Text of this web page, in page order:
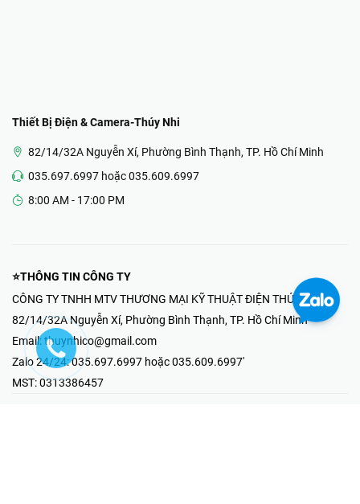
Thiết Bị Điện & Camera-Thúy Nhi
82/14/32A Nguyễn Xí, Phường Bình Thạnh, TP. Hồ Chí Minh
035.697.6997 hoặc 035.609.6997
8:00 AM - 17:00 PM
⭐THÔNG TIN CÔNG TY
CÔNG TY TNHH MTV THƯƠNG MẠI KỸ THUẬT ĐIỆN THÚY NHI
82/14/32A Nguyễn Xí, Phường Bình Thạnh, TP. Hồ Chí Minh
Email: thuynhico@gmail.com
Zalo 24/24:035.697.6997 hoặc 035.609.6997'
MST:0313386457